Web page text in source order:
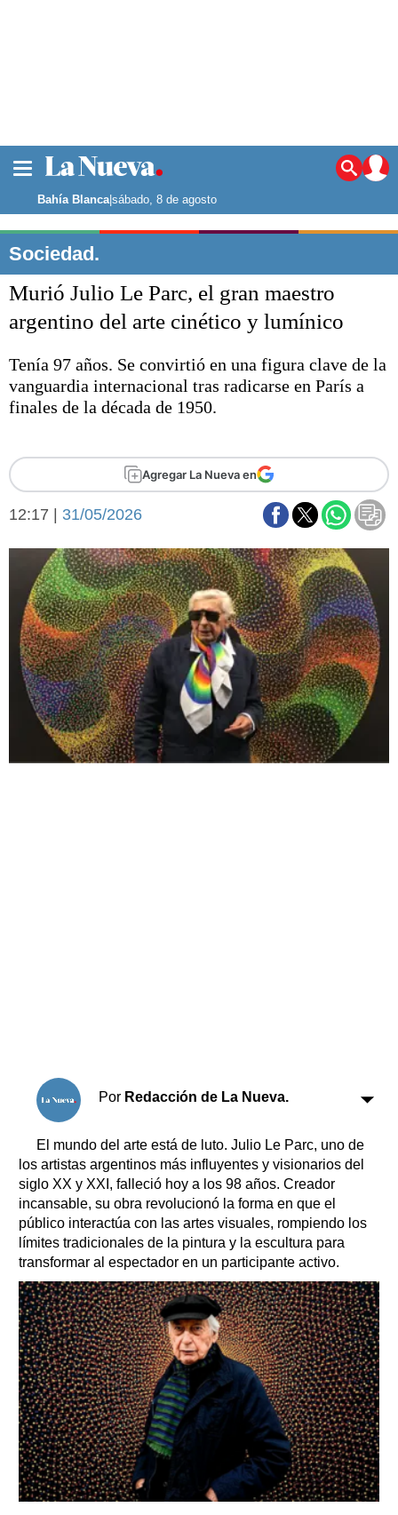
Noticias
La ciudad
Punta Alta
El mundo
Seguridad
Deportes
Escenario Olímpico
Liga del Sur
Básquetbol
Federal A
Arte y cultura
Aplausos
Economía y finanzas
Con el campo
Espacio empresas
Sociedad y tiempo
libre
Sociedad
Tecnología
Turismo
Salud
Es viral
El tiempo
Fúnebres
Bahía Blanca|sábado, 8 de agosto
Sociedad.
Murió Julio Le Parc, el gran maestro
argentino del arte cinético y lumínico
Tenía 97 años. Se convirtió en una figura clave de la
vanguardia internacional tras radicarse en París a
finales de la década de 1950.
Agregar La Nueva en
12:17 | 31/05/2026
Por Redacción de La Nueva.
El mundo del arte está de luto. Julio Le Parc, uno de
los artistas argentinos más influyentes y visionarios del
siglo XX y XXI, falleció hoy a los 98 años. Creador
incansable, su obra revolucionó la forma en que el
público interactúa con las artes visuales, rompiendo los
límites tradicionales de la pintura y la escultura para
transformar al espectador en un participante activo.